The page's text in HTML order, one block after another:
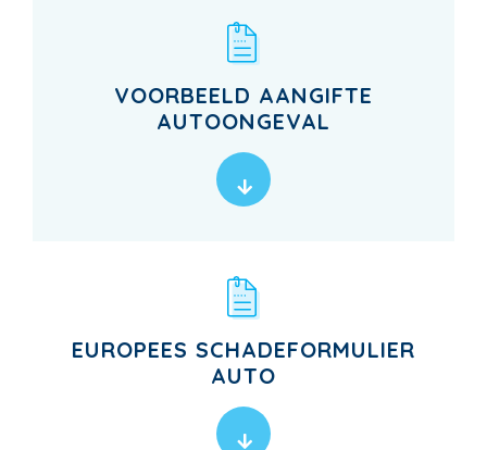
VOORBEELD AANGIFTE
AUTOONGEVAL
EUROPEES SCHADEFORMULIER
AUTO